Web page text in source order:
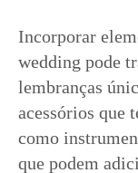
Incorporar
wedding pode
lembranças
acessórios que
como
que podem